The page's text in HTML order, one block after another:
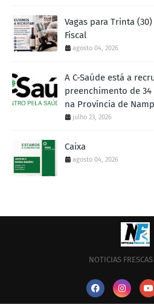
Vagas para Trinta
Fiscal
agosto 04, 2026
A C-Saúde está a
preenchimento de 34
na Província de
julho 23, 2026
Caixa
agosto 04, 2026
NOTICIAS